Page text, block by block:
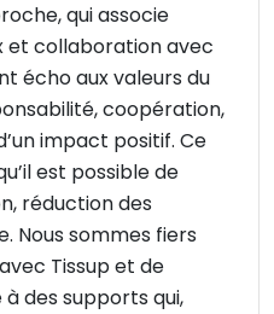
qui associe
et collaboration avec
écho aux valeurs du
coopération,
impact positif. Ce
est possible de
réduction des
Nous sommes fiers
Tissup et de
des supports qui,